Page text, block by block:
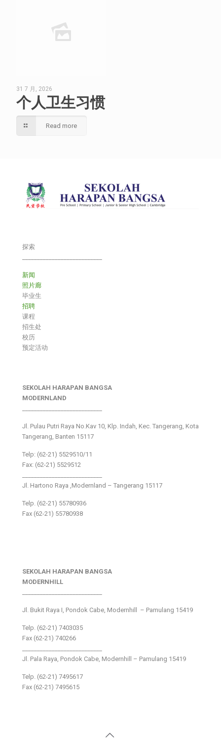
31 7 月, 2026
个人卫生习惯
Read more
探索
新闻
照片廊
毕业生
招聘
课程
招生处
校历
预定活动
SEKOLAH HARAPAN BANGSA
MODERNLAND
Jl. Pulau Putri Raya No.Kav 10, Klp. Indah, Kec. Tangerang, Kota
Tangerang, Banten 15117
Telp: (62-21) 5529510/11
Fax: (62-21) 5529512
Jl. Hartono Raya ,Modernland – Tangerang 15117
Telp. (62-21) 55780936
Fax (62-21) 55780938
SEKOLAH HARAPAN BANGSA
MODERNHILL
Jl. Bukit Raya I, Pondok Cabe, Modernhill – Pamulang 15419
Telp. (62-21) 7403035
Fax (62-21) 740266
Jl. Pala Raya, Pondok Cabe, Modernhill – Pamulang 15419
Telp. (62-21) 7495617
Fax (62-21) 7495615